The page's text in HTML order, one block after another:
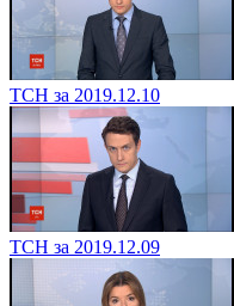
ТСН за 2019.12.10
ТСН за 2019.12.09